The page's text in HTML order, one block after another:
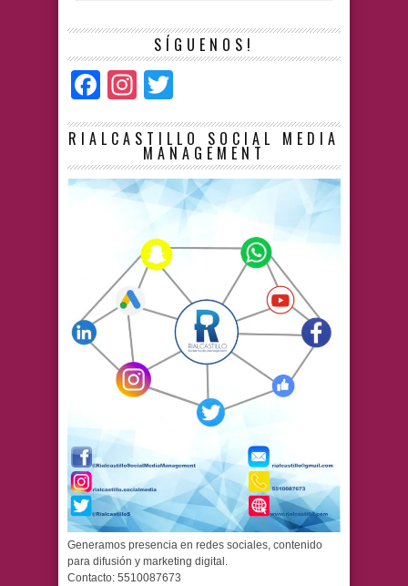
SÍGUENOS!
Facebook
Instagram
RIALCASTILLO SOCIAL MEDIA
MANAGEMENT
Generamos presencia en redes sociales, contenido
para difusión y marketing digital.
Contacto: 5510087673